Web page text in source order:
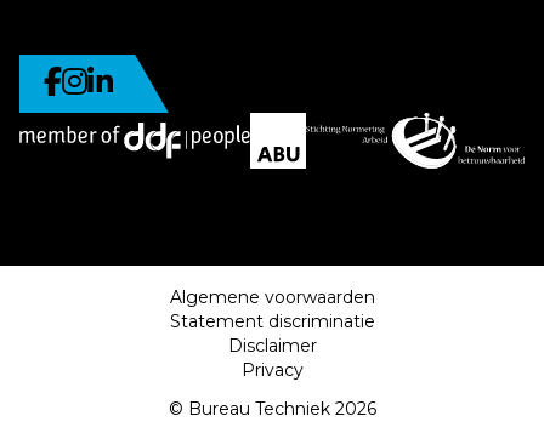
Algemene voorwaarden
Statement discriminatie
Disclaimer
Privacy
© Bureau Techniek 2026